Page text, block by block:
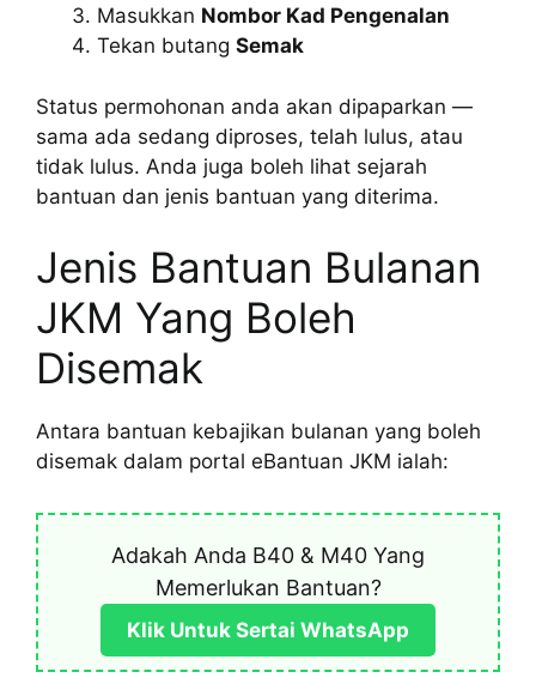
Masukkan Nombor Kad Pengenalan
Tekan butang Semak
Status permohonan anda akan dipaparkan —
sama ada sedang diproses, telah lulus, atau
tidak lulus. Anda juga boleh lihat sejarah
bantuan dan jenis bantuan yang diterima.
Jenis Bantuan Bulanan
JKM Yang Boleh
Disemak
Antara bantuan kebajikan bulanan yang boleh
disemak dalam portal eBantuan JKM ialah:
Adakah Anda B40 & M40 Yang
Memerlukan Bantuan?
Klik Untuk Sertai WhatsApp